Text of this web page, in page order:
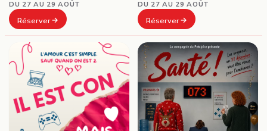
DU 27 AU 29 AOÛT
Réserver
DU 27 AU 29 AOÛT
Réserver